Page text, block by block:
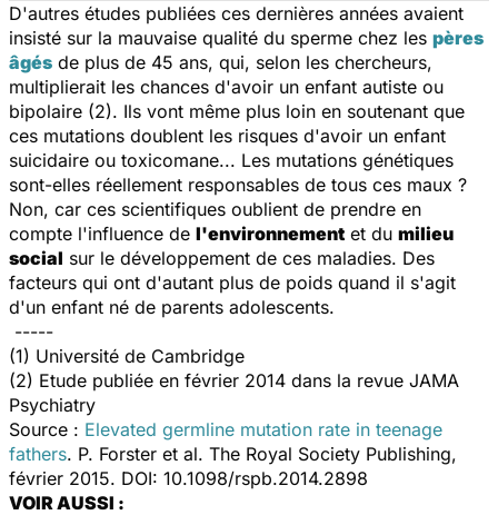
D'autres études publiées ces dernières années avaient
insisté sur la mauvaise qualité du sperme chez les pères
âgés de plus de 45 ans, qui, selon les chercheurs,
multiplierait les chances d'avoir un enfant autiste ou
bipolaire (2). Ils vont même plus loin en soutenant que
ces mutations doublent les risques d'avoir un enfant
suicidaire ou toxicomane... Les mutations génétiques
sont-elles réellement responsables de tous ces maux ?
Non, car ces scientifiques oublient de prendre en
compte l'influence de l'environnement et du milieu
social sur le développement de ces maladies. Des
facteurs qui ont d'autant plus de poids quand il s'agit
d'un enfant né de parents adolescents.
-----
(1) Université de Cambridge
(2) Etude publiée en février 2014 dans la revue JAMA
Psychiatry
Source : Elevated germline mutation rate in teenage
fathers. P. Forster et al. The Royal Society Publishing,
février 2015. DOI: 10.1098/rspb.2014.2898
VOIR AUSSI :